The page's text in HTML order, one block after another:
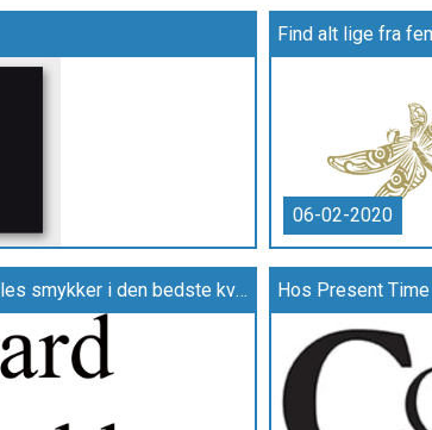
06-02-2020
Online forhandler af smukke vielsesringe og Scrouples smykker i den bedste kvalitet Hos Present